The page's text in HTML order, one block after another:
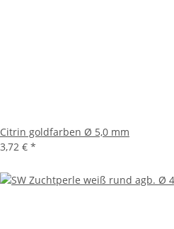
Citrin goldfarben Ø 5,0 mm
3,72 € *